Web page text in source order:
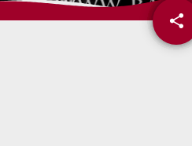
share
email